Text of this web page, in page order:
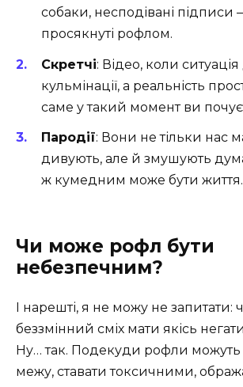
собаки, несподівані підписи
просякнуті рофлом.
Скретчі: Відео, коли
кульмінації, а реальність
саме у такий момент ви
Пародії: Вони не тільки нас
дивують, але й змушують
ж кумедним може бути життя.
Чи може рофл бути
небезпечним?
І нарешті, я не можу не
беззмінний сміх мати якісь
Ну… так. Подекуди рофли
межу, ставати токсичними,